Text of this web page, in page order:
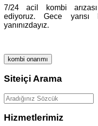
7/24 acil kombi arızası
ediyoruz. Gece yarısı
yanınızdayız.
kombi onarımı
Siteiçi Arama
Hizmetlerimiz